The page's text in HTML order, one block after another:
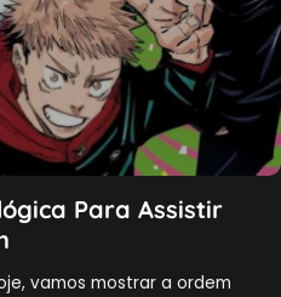
Para Assistir
vamos mostrar a ordem